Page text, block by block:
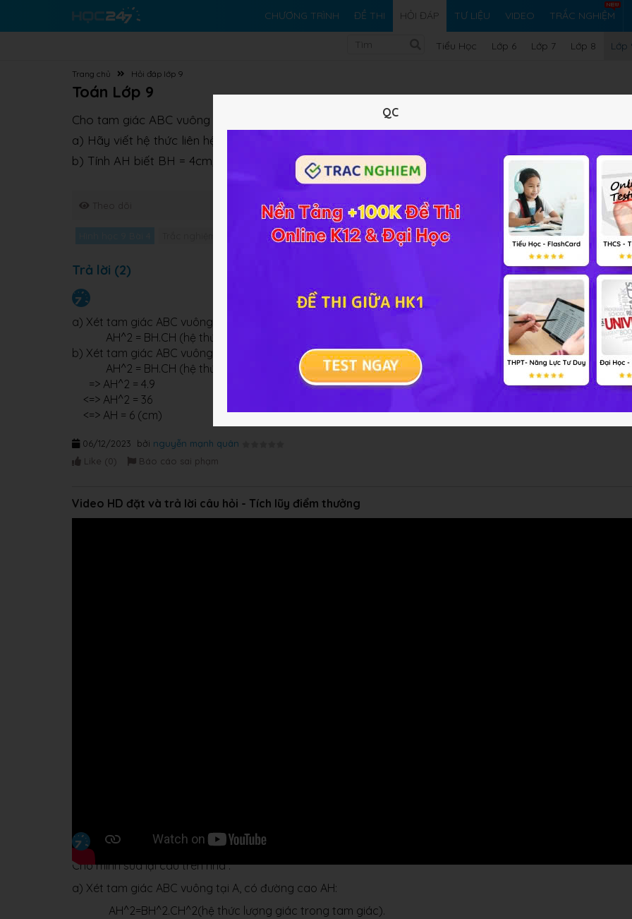
CHƯƠNG TRÌNH ĐỀ THI HỎI ĐÁP TƯ LIỆU VIDEO TRẮC NGHIỆM
Tiểu Học Lớp 6 Lớp 7 Lớp 8 Lớp
Trang chủ Hỏi đáp lớp 9
Toán Lớp 9
Cho tam giác ABC vuông tại A, đường cao AH
a) Hãy viết hệ thức liên hệ giữa đường cao và hình chiếu của các cạnh góc vuông trên cạnh huyền
b) Tính AH biết BH = 4cm; HC = 9cm
Theo dõi Vi
Trắc nghiệm Hình học 9 Bài 4 Giải bài tập Hình học 9 Bài 4
Trả lời (2)
a) Xét tam giác ABC vuông tại A, có đường cao AH
AH^2 = BH.CH (hệ thức lượng trong tam giác)
b) Xét tam giác ABC vuông tại A, có đường cao AH
AH^2 = BH.CH (hệ thức lượng trong tam giác)
=> AH^2 = 4.9
<=> AH^2 = 36
<=> AH = 6 (cm)
bởi nguyễn mạnh quân
06/12/2023
Like (0) Báo cáo sai phạm
Video HD đặt và trả lời câu hỏi - Tích lũy điểm thưởng
Cho mình sửa lại câu trên nha .^^
a) Xét tam giác ABC vuông tại A, có đường cao AH:
AH^2=BH^2.CH^2(hệ thức lượng giác trong tam giác).
QC